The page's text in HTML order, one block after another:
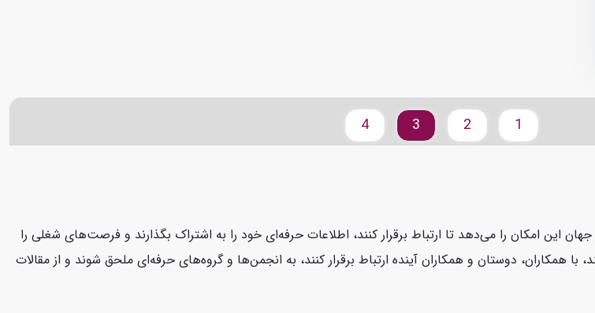
1
2
3
4
این امکان را می‌دهد تا ارتباط برقرار کنند، اطلاعات حرفه‌ای خود را به اشتراک بگذارند و فرصت‌های شغلی را
همکاران، دوستان و همکاران آینده ارتباط برقرار کنند، به انجمن‌ها و گروه‌های حرفه‌ای ملحق شوند و از مقالات